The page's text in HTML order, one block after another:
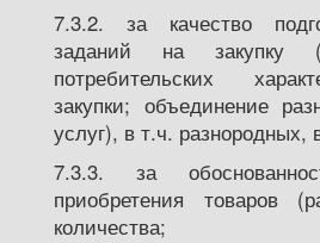
7.3.2. за качество
заданий на закупку
потребительских
закупки; объединение
услуг), в т.ч. разнородных,
7.3.3. за
приобретения товаров
количества;